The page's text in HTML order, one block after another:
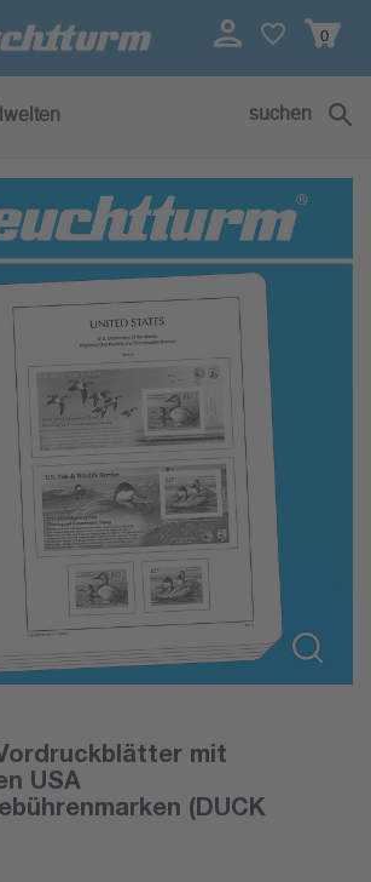
0
suchen
mit
USA
(DUCK